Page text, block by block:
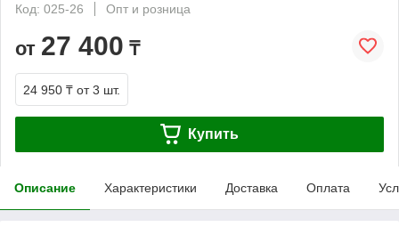
Код: 025-26
Опт и розница
от 27 400 ₸
24 950 ₸ от 3 шт.
Купить
Описание Характеристики Доставка Оплата